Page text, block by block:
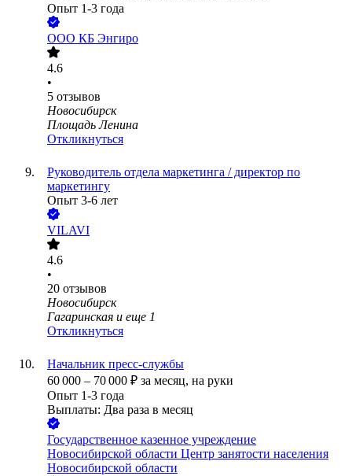
Опыт 1-3 года
ООО КБ Энгиро
4.6
•
5 отзывов
Новосибирск
Площадь Ленина
Откликнуться
Руководитель отдела маркетинга / директор по
маркетингу
Опыт 3-6 лет
VILAVI
4.6
•
20 отзывов
Новосибирск
Гагаринская и еще 1
Откликнуться
Начальник пресс-службы
60 000 – 70 000 ₽ за месяц, на руки
Опыт 1-3 года
Выплаты: Два раза в месяц
Государственное казенное учреждение
Новосибирской области Центр занятости населения
Новосибирской области